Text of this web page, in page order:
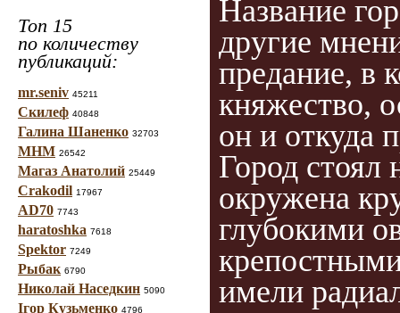
Топ 15
по количеству
публикаций:
mr.seniv 45211
Скилеф 40848
Галина Шаненко 32703
МНМ 26542
Магаз Анатолий 25449
Crakodil 17967
AD70 7743
haratoshka 7618
Spektor 7249
Рыбак 6790
Николай Наседкин 5090
Ігор Кузьменко 4796
Название
другие
предание, в
княжество,
он и откуда
Город стоял
окружена
глубокими
имели